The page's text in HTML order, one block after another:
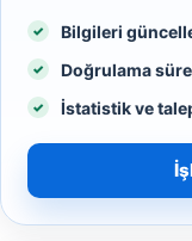
Bilgileri
Doğrulama
İstatistik ve